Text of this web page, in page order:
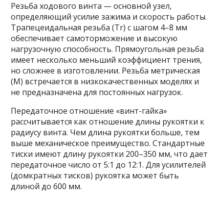
Резьба ходового винта — основной узел,
определяющий усилие зажима и скорость работы.
Трапецеидальная резьба (Tr) с шагом 4–8 мм
обеспечивает самоторможение и высокую
нагрузочную способность. Прямоугольная резьба
имеет несколько меньший коэффициент трения,
но сложнее в изготовлении. Резьба метрическая
(M) встречается в низкокачественных моделях и
не предназначена для постоянных нагрузок.
Передаточное отношение «винт-гайка»
рассчитывается как отношение длины рукоятки к
радиусу винта. Чем длина рукоятки больше, тем
выше механическое преимущество. Стандартные
тиски имеют длину рукоятки 200–350 мм, что дает
передаточное число от 5:1 до 12:1. Для усилителей
(домкратных тисков) рукоятка может быть
длиной до 600 мм.